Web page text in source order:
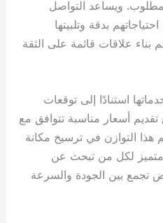
ويساعد التواصل
بدقة وتلبيتها
علاقات قائمة على الثقة
استنادًا إلى توقعات
تقديم أسعار مناسبة تتوافق مع
التوازن في ترسيخ مكانة
لكل من تبحث عن
تجمع بين الجودة والسرعة